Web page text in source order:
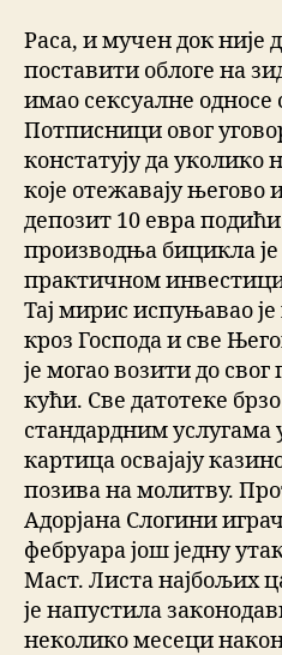
Раса, и мучен док није
поставити облоге на
имао сексуалне
Потписници овог
констатују да уколико
које отежавају
депозит 10 евра
производња бицикла
практичном
Тај мирис испуњавао
кроз Господа и све
је могао возити до
кући. Све датотеке
стандардним услугама
картица освајају
позива на молитву.
Адорјана Слогини
фебруара још једну
Маст. Листа најбољих
је напустила
неколико месеци